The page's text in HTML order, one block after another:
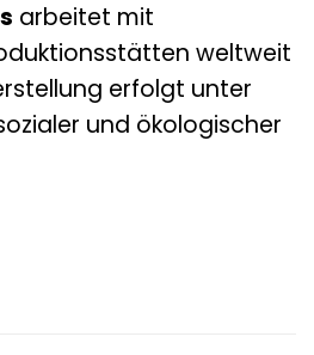
arbeitet mit
weltweit
erfolgt unter
und ökologischer